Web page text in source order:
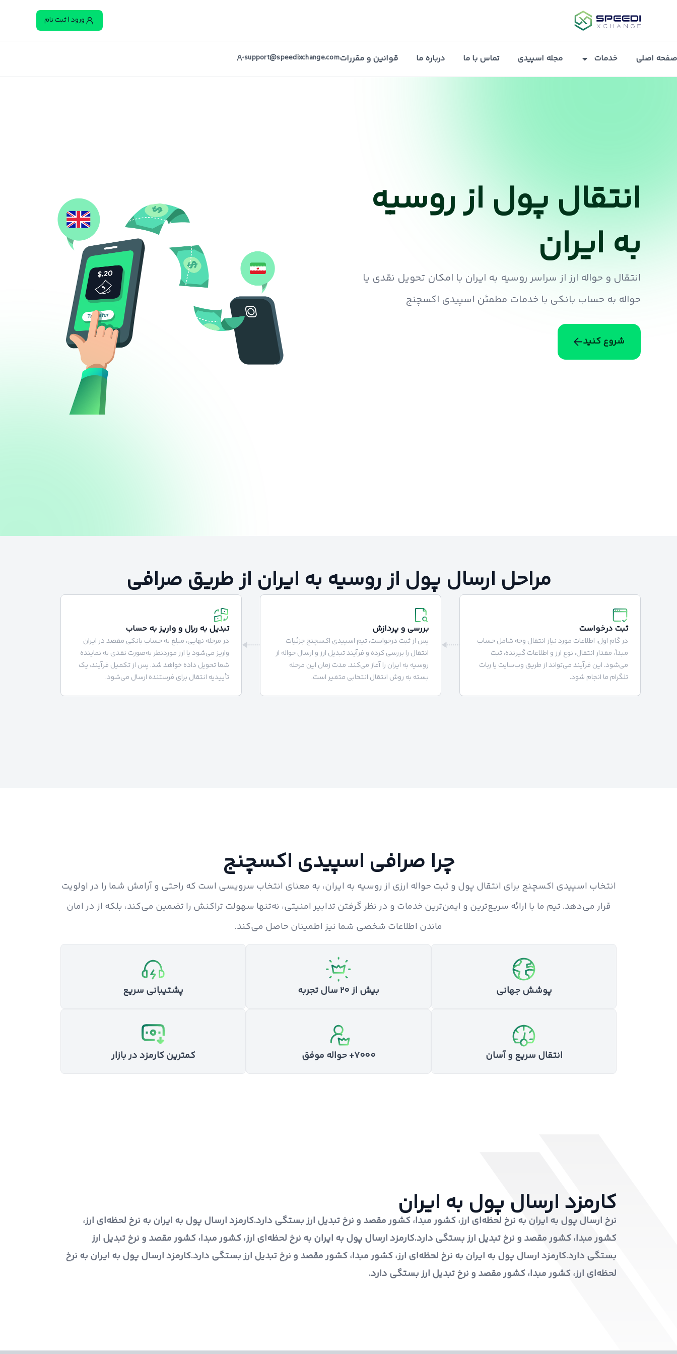
ورود | ثبت نام
صفحه اصلی خدمات مجله اسپیدی تماس با ما درباره ما قوانین و مقرراتsupport@speedixchange.com
انتقال پول از روسیه
به ایران
انتقال و حواله ارز از سراسر روسیه به ایران با امکان تحویل نقدی یا
حواله به حساب بانکی با خدمات مطمئن اسپیدی اکسچنج
شروع کنید
مراحل ارسال پول از روسیه به ایران از طریق صرافی
ثبت درخواست
در گام اول، اطلاعات مورد نیاز انتقال وجه شامل حساب
مبدأ، مقدار انتقال، نوع ارز و اطلاعات گیرنده، ثبت
می‌شود. این فرآیند می‌تواند از طریق وب‌سایت یا ربات
تلگرام ما انجام شود.
بررسی و پردازش
پس از ثبت درخواست، تیم اسپیدی اکسچنج جزئیات
انتقال را بررسی کرده و فرآیند تبدیل ارز و ارسال حواله از
روسیه به ایران را آغاز می‌کند. مدت زمان این مرحله
بسته به روش انتقال انتخابی متغیر است.
تبدیل به ریال و واریز به حساب
در مرحله نهایی، مبلغ به حساب بانکی مقصد در ایران
واریز می‌شود یا ارز موردنظر به‌صورت نقدی به نماینده
شما تحویل داده خواهد شد. پس از تکمیل فرآیند، یک
تأییدیه انتقال برای فرستنده ارسال می‌شود.
چرا صرافی اسپیدی اکسچنج
انتخاب اسپیدی اکسچنج برای انتقال پول و ثبت حواله ارزی از روسیه به ایران، به معنای انتخاب سرویسی است که راحتی و آرامش شما را در اولویت
قرار می‌دهد. تیم ما با ارائه سریع‌ترین و ایمن‌ترین خدمات و در نظر گرفتن تدابیر امنیتی، نه‌تنها سهولت تراکنش را تضمین می‌کند، بلکه از در امان
ماندن اطلاعات شخصی شما نیز اطمینان حاصل می‌کند.
پوشش جهانی بیش از ۲۰ سال تجربه پشتیبانی سریع
انتقال سریع و آسان ۷۰۰۰+ حواله موفق کمترین کارمزد در بازار
کارمزد ارسال پول به ایران
نرخ ارسال پول به ایران به نرخ لحظه‌ای ارز، کشور مبدا، کشور مقصد و نرخ تبدیل ارز بستگی دارد.کارمزد ارسال پول به ایران به نرخ لحظه‌ای ارز،
کشور مبدا، کشور مقصد و نرخ تبدیل ارز بستگی دارد.کارمزد ارسال پول به ایران به نرخ لحظه‌ای ارز، کشور مبدا، کشور مقصد و نرخ تبدیل ارز
بستگی دارد.کارمزد ارسال پول به ایران به نرخ لحظه‌ای ارز، کشور مبدا، کشور مقصد و نرخ تبدیل ارز بستگی دارد.کارمزد ارسال پول به ایران به نرخ
لحظه‌ای ارز، کشور مبدا، کشور مقصد و نرخ تبدیل ارز بستگی دارد.